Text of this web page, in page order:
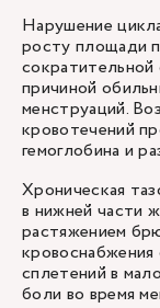
Нарушение
росту площади
причиной
менструаций.
кровотечений
гемоглобина и
Хроническая
в нижней части
растяжением
сплетений в
боли во время